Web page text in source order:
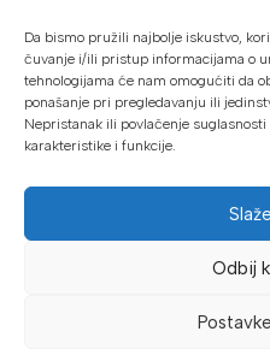
Da bismo pružili najbolje iskustvo,
čuvanje i/ili pristup informacijama o
tehnologijama će nam omogućiti da
ponašanje pri pregledavanju ili
Nepristanak ili povlačenje
karakteristike i funkcije.
Odbij
U našoj web trgovini možete
Kreditnim karticama
Općom uplatnicom,
Gotovinom prilikom
Mikrofin do 18 rata
Copyright ©